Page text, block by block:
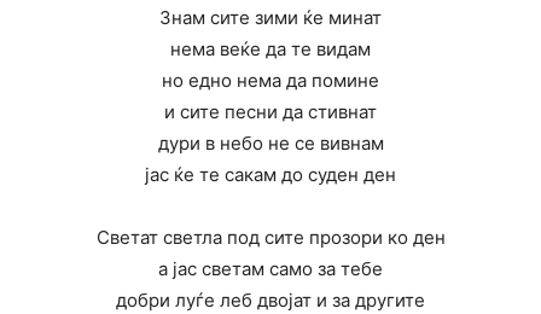
Знам сите зими ќе минат
нема веќе да те видам
но едно нема да помине
и сите песни да стивнат
дури в небо не се вивнам
јас ќе те сакам до суден ден
Светат светла под сите прозори ко ден
а јас светам само за тебе
добри луѓе леб двојат и за другите